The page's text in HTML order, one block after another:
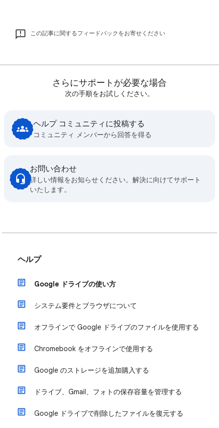
この記事に関するフィードバックをお寄せください
さらにサポートが必要な場合
次の手順をお試しください。
ヘルプ コミュニティに投稿する
コミュニティ メンバーから回答を得る
お問い合わせ
詳しい情報をお知らせください。解決に向けてサポート
いたします。
ヘルプ
Google ドライブの使い方
システム要件とブラウザについて
オフラインで Google ドライブのファイルを使用する
Chromebook をオフラインで使用する
Google のストレージを追加購入する
ドライブ、Gmail、フォトの保存容量を管理する
Google ドライブで削除したファイルを復元する